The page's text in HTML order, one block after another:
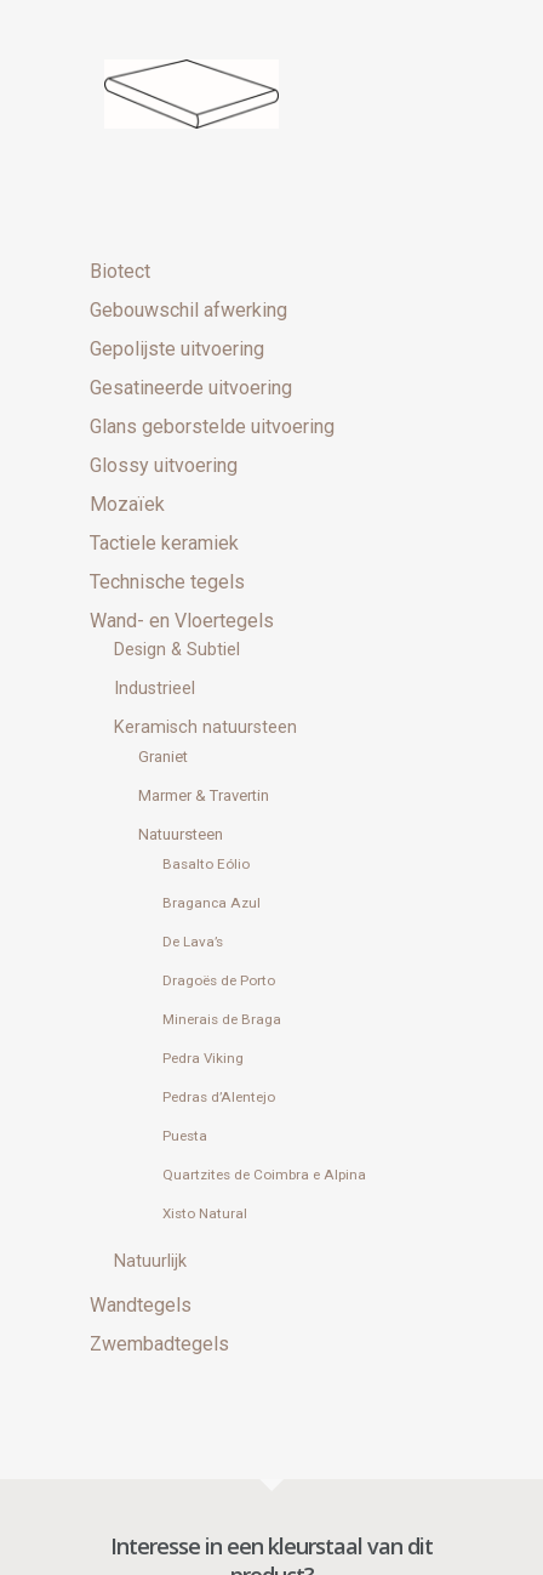
Biotect
Gebouwschil afwerking
Gepolijste uitvoering
Gesatineerde uitvoering
Glans geborstelde uitvoering
Glossy uitvoering
Mozaïek
Tactiele keramiek
Technische tegels
Wand- en Vloertegels
Design & Subtiel
Industrieel
Keramisch natuursteen
Graniet
Marmer & Travertin
Natuursteen
Basalto Eólio
Braganca Azul
De Lava’s
Dragoës de Porto
Minerais de Braga
Pedra Viking
Pedras d’Alentejo
Puesta
Quartzites de Coimbra e Alpina
Xisto Natural
Natuurlijk
Wandtegels
Zwembadtegels
Interesse in een kleurstaal van dit